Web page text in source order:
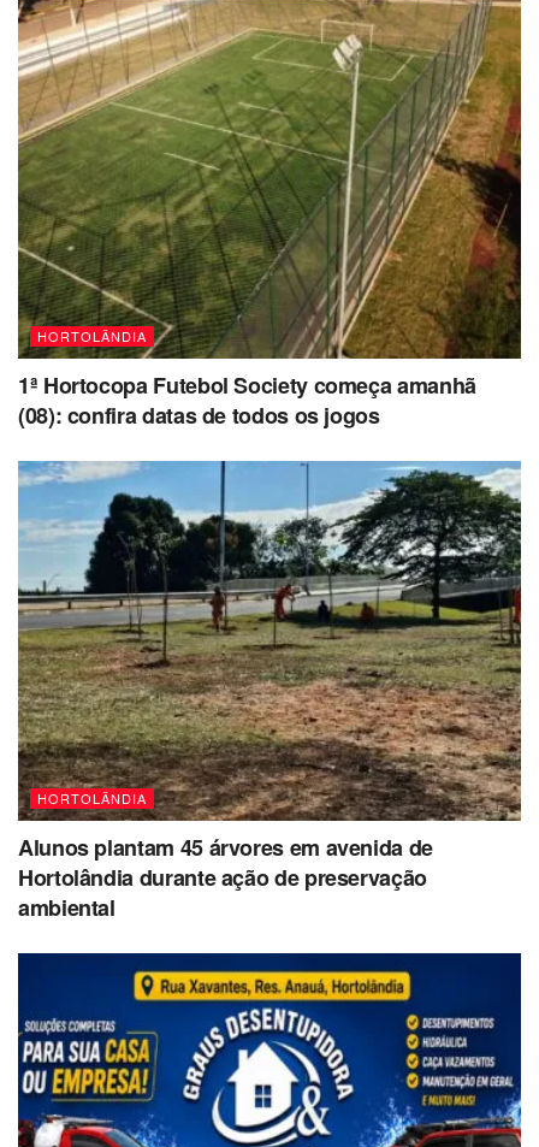
HORTOLÂNDIA
1ª Hortocopa Futebol Society começa amanhã
(08): confira datas de todos os jogos
HORTOLÂNDIA
Alunos plantam 45 árvores em avenida de
Hortolândia durante ação de preservação
ambiental